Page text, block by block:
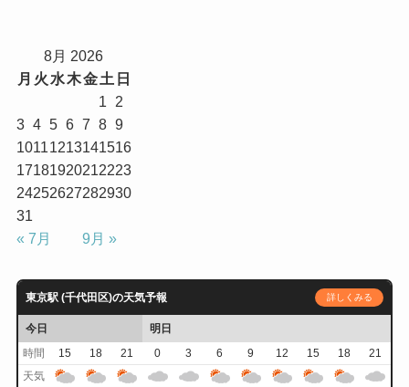
8月 2026
月 火 水木金土 日
1
2
3 4 5 6 7 8 9
10111213141516
17181920212223
24252627282930
31
« 7月
9月 »
東京駅 (千代田区)の天気予報 詳しくみる
今日
明日
時間
15 18 21 0 3 6 9 12 15 18
21
天気